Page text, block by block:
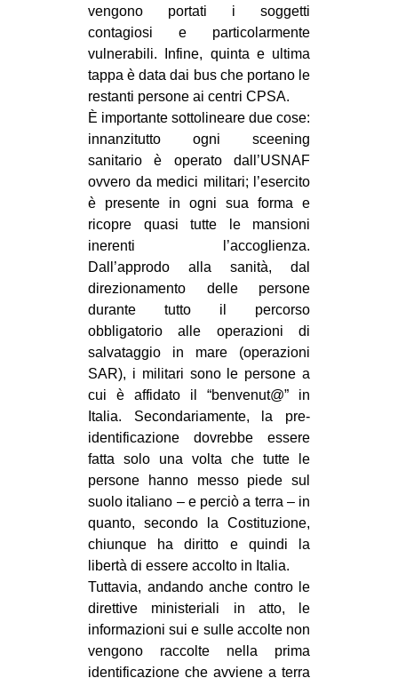
vengono portati i soggetti
contagiosi e particolarmente
vulnerabili. Infine, quinta e ultima
tappa è data dai bus che portano le
restanti persone ai centri CPSA.
È importante sottolineare due cose:
innanzitutto ogni sceening
sanitario è operato dall’USNAF
ovvero da medici militari; l’esercito
è presente in ogni sua forma e
ricopre quasi tutte le mansioni
inerenti l’accoglienza.
Dall’approdo alla sanità, dal
direzionamento delle persone
durante tutto il percorso
obbligatorio alle operazioni di
salvataggio in mare (operazioni
SAR), i militari sono le persone a
cui è affidato il “benvenut@” in
Italia. Secondariamente, la pre-
identificazione dovrebbe essere
fatta solo una volta che tutte le
persone hanno messo piede sul
suolo italiano – e perciò a terra – in
quanto, secondo la Costituzione,
chiunque ha diritto e quindi la
libertà di essere accolto in Italia.
Tuttavia, andando anche contro le
direttive ministeriali in atto, le
informazioni sui e sulle accolte non
vengono raccolte nella prima
identificazione che avviene a terra